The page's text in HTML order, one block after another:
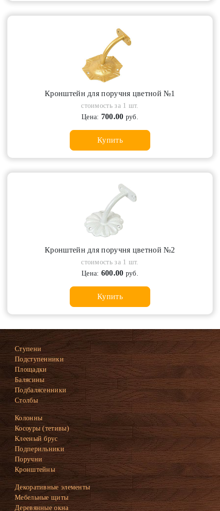
Кронштейн для поручня цветной №1
стоимость за 1 шт.
Цена: 700.00 руб.
Купить
Кронштейн для поручня цветной №2
стоимость за 1 шт.
Цена: 600.00 руб.
Купить
Ступени
Подступенники
Площадки
Балясины
Подбалясенники
Столбы
Колонны
Косоуры (тетивы)
Клееный брус
Подперильники
Поручни
Кронштейны
Декоративные элементы
Мебельные щиты
Деревянные окна